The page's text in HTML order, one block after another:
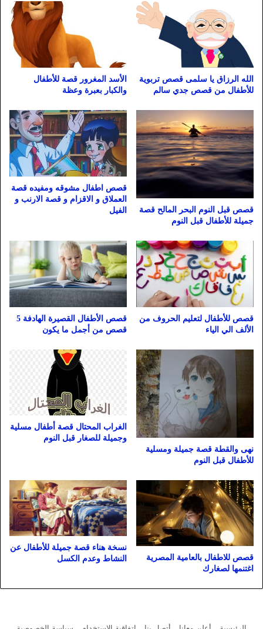
الله الرزاق يا سلمى قصص تربوية
للأطفال من قصص جدي سالم
الأسد المغرور قصة للأطفال
والكبار بعبرة وعظة
قصص قبل النوم البحر المالح قصة
جميلة للأطفال قبل النوم
قصص اطفال مشوقه ومفيده قصة
العملاق و الاقزام و قصة الارنب و
الفيل
قصص للأطفال لتعليم الحروف من
الألف الي الياء
قصص الأطفال القصيرة الهادفة 5
قصص من أجمل ما يكون
نهى والقطة قصة جميلة ومسلية
للأطفال قبل النوم
الغراب المحتال قصة أطفال مسلية
وجميلة للصغار قبل النوم
قصص للاطفال بالعامية المصرية
اغتنمها لصغارك
نسخة هناء قصة جميلة للأطفال عن
النشاط وعدم الكسل